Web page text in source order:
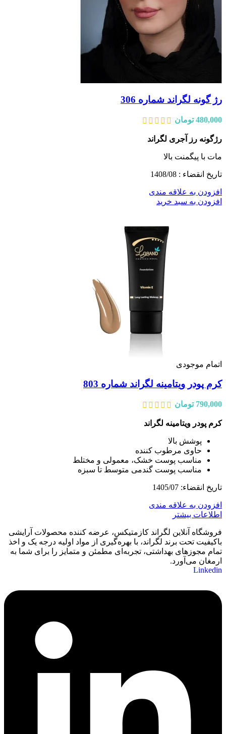
رژ گونه لگراند شماره 306
480,000 تومان
رژگونه رز آجری لگراند
مات با پیگمنت بالا
تاریخ انقضاء : 1408/08
افزودن به علاقه مندی
افزودن به سبد خرید
اتمام موجودی
کرم پودر ویتامینه لگراند شماره 803
790,000 تومان
کرم پودر ویتامینه لگراند
پوشش بالا
حاوی مرطوب کننده
مناسب پوست خشک، معمولی و مختلط
مناسب پوست گندمی متوسط تا سبزه
تاریخ انقضاء: 1405/07
افزودن به علاقه مندی
اطلاعات بیشتر
فروشگاه آنلاین لگراند کازمتیکس، عرضه‌ کننده محصولات آرایشی
باکیفیت تحت برند لگراند، با بهره‌گیری از مواد اولیه درجه یک و اخذ
تمام مجوزهای بهداشتی، تجربه‌ای مطمئن و متمایز را برای شما به
ارمغان می‌آورد.
Linkedin